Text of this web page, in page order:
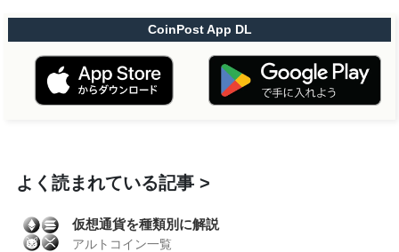
CoinPost App DL
よく読まれている記事
仮想通貨を種類別に解説
アルトコイン一覧